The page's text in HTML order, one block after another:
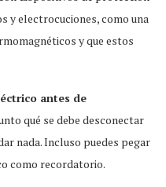
y electrocuciones, como una
y que estos
antes de
qué se debe desconectar
nada. Incluso puedes pegar
como recordatorio.